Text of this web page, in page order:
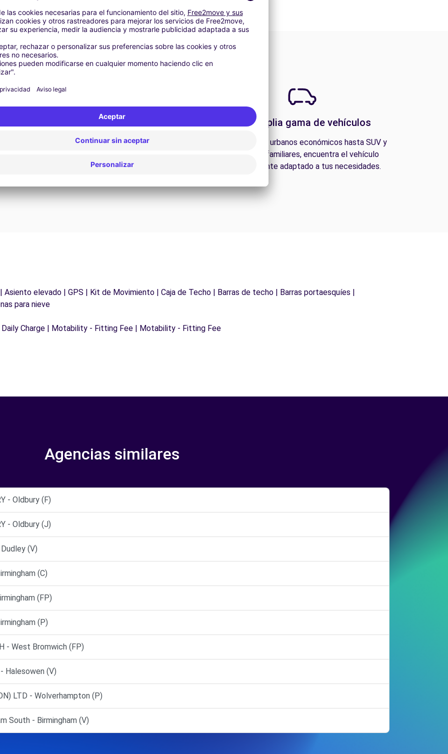
Asistencia 24/7
¿Problemas en la carretera? Nuestro servicio de
para garantizar un viaje sin interrupciones.
Una amplia gama de vehículos
Desde coches urbanos económicos hasta SUV y
furgonetas familiares, encuentra el vehículo
perfectamente adaptado a tus necesidades.
elevado | GPS | Kit de Movimiento | Caja de Techo | Barras de techo | Barras portaesquíes |
para nieve
Charge | Motability - Fitting Fee | Motability - Fitting Fee
Agencias similares
- Oldbury (F)
- Oldbury (J)
(V)
(C)
(FP)
(P)
- West Bromwich (FP)
Halesowen (V)
LTD - Wolverhampton (P)
South - Birmingham (V)